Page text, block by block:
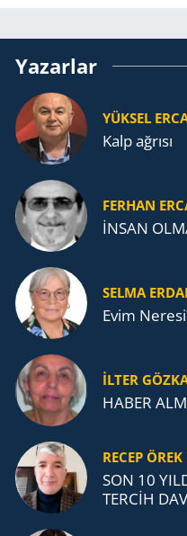
Yazarlar
YÜKSEL
Kalp ağrısı
FERHAN
İNSAN
SELMA
Evim
İLTER
HABER
RECEP ÖREK
SON 10
TERCİH